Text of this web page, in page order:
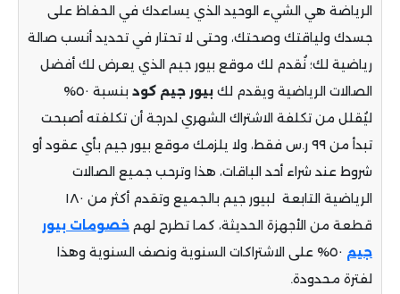
الرياضة هي الشيء الوحيد الذي يساعدك في الحفاظ على
جسدك ولياقتك وصحتك، وحتى لا تحتار في تحديد أنسب صالة
رياضية لك؛ نُقدم لك موقع بيور جيم الذي يعرض لك أفضل
الصالات الرياضية ويقدم لك بيور جيم كود
بنسبة ٥٠%
ليُقلل من تكلفة الاشتراك الشهري لدرجة أن تكلفته أصبحت
تبدأ من ٩٩ ر.س فقط، ولا يلزمك موقع بيور جيم بأي عقود أو
شروط عند شراء أحد الباقات، هذا وترحب جميع الصالات
الرياضية التابعة لبيور جيم بالجميع وتقدم أكثر من ١٨٠
قطعة من الأجهزة الحديثة، كما تطرح لهم خصومات بيور
جيم
٥٠% على الاشتراكات السنوية ونصف السنوية وهذا
لفترة محدودة.